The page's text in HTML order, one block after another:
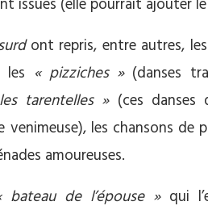
issues (elle pourrait ajouter le
ont repris, entre autres, les
« pizziches »(danses
tarentelles »(ces danses
venimeuse), les chansons
amoureuses.
bateau de l’épouse »qui